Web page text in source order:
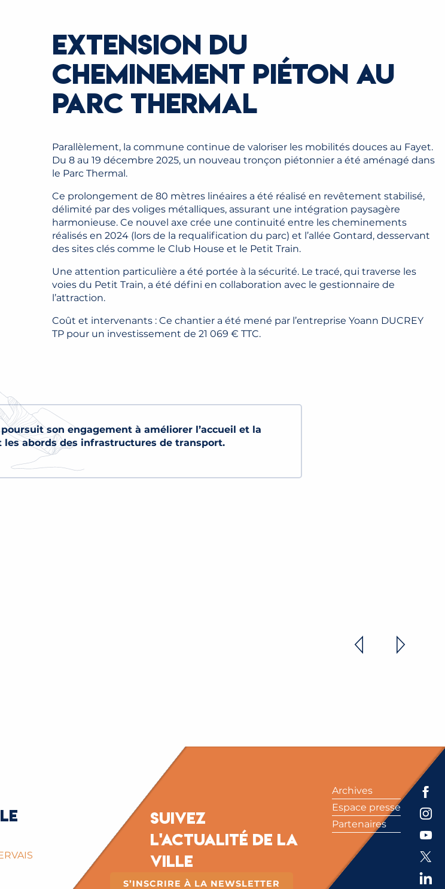
EXTENSION DU
CHEMINEMENT PIÉTON AU
PARC THERMAL
Parallèlement, la commune continue de valoriser les mobilités douces au Fayet.
Du 8 au 19 décembre 2025, un nouveau tronçon piétonnier a été aménagé dans
le Parc Thermal.
Ce prolongement de 80 mètres linéaires a été réalisé en revêtement stabilisé,
délimité par des voliges métalliques, assurant une intégration paysagère
harmonieuse. Ce nouvel axe crée une continuité entre les cheminements
réalisés en 2024 (lors de la requalification du parc) et l’allée Gontard, desservant
des sites clés comme le Club House et le Petit Train.
Une attention particulière a été portée à la sécurité. Le tracé, qui traverse les
voies du Petit Train, a été défini en collaboration avec le gestionnaire de
l’attraction.
Coût et intervenants : Ce chantier a été mené par l’entreprise Yoann DUCREY
TP pour un investissement de 21 069 € TTC.
son engagement à améliorer l’accueil et la
abords des infrastructures de transport.
Suivez
l'actualité de la
ville
S’INSCRIRE À LA NEWSLETTER
Archives
Espace presse
Partenaires